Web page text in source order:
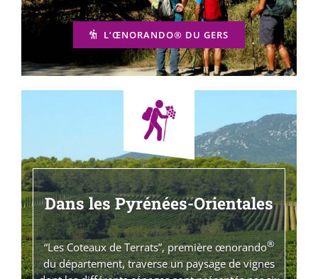
L’ŒNORANDO® DU GERS
Dans les Pyrénées-Orientales
“Les Coteaux de Terrats”, première œnorando®
du département, traverse un paysage de vignes